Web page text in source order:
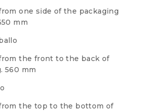
one side of the packaging
mm
the front to the back of
560 mm
the top to the bottom of